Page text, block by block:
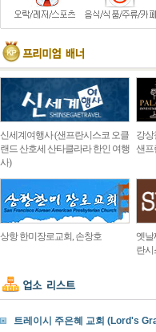
신세계여행사 (샌프란시스코 오클
랜드 산호세 산타클라라 한인 여행
사)
강상
샌프
상항 한미장로교회, 손창호
옛날
란시
트레이시 주은혜 교회 (Lord's